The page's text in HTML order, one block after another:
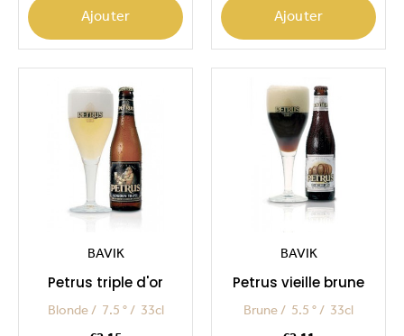
Ajouter Ajouter
BAVIK
Petrus triple d'or
Blonde 7.5 ° 33cl
BAVIK
Petrus vieille brune
Brune 5.5 ° 33cl